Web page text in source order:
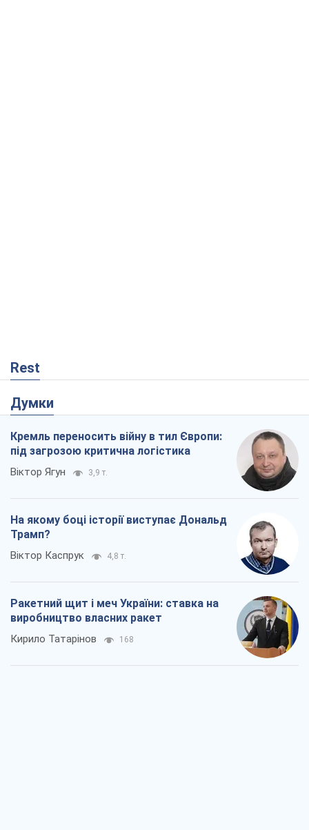
Rest
Думки
Кремль переносить війну в тил Європи:
під загрозою критична логістика
Віктор Ягун 3,9 т.
На якому боці історії виступає Дональд
Трамп?
Віктор Каспрук 4,8 т.
Ракетний щит і меч України: ставка на
виробництво власних ракет
Кирило Татарінов 168